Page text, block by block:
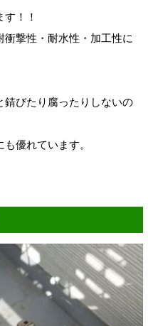
！！
撃性・耐水性・加工性に
錆びたり腐ったりしないの
優れています。